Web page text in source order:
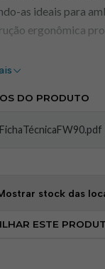
as ideais para
ergonômica
Sola Antiderrapante:
DO PRODUTO
FichaTécnicaFW90.pdf
stock das
ESTE